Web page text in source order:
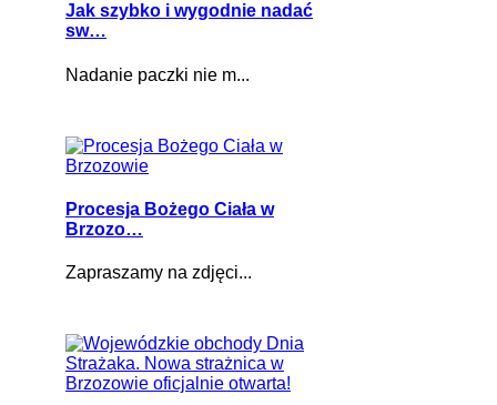
Jak szybko i wygodnie nadać
sw…
Nadanie paczki nie m...
Procesja Bożego Ciała w
Brzozo…
Zapraszamy na zdjęci...